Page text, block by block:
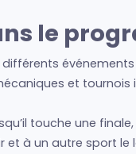
le
et
touche une
à un autre sport le